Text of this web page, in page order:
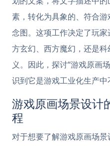
素，转化为具象的、符合
念图。这项工作决定了玩
方玄幻、西方魔幻，还是
义。因此，探讨“游戏原画
识到它是游戏工业化生产中
游戏原画场景设计
程
对于想要了解游戏原画场